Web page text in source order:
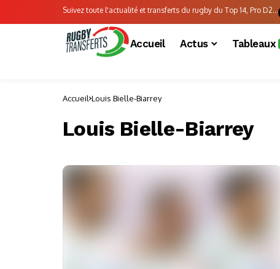
Suivez toute l'actualité et transferts du rugby du Top 14, Pro D2...
Accueil Actus Tableaux
Accueil Louis Bielle-Biarrey
Louis Bielle-Biarrey